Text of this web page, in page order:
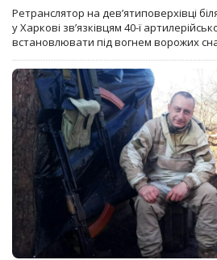
Ретранслятор на дев’ятиповерхівці
у Харкові зв’язківцям 40-ї
встановлювати під вогнем ворожих